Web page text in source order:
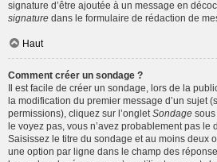
signature d’être ajoutée à un message en
signature dans le formulaire de rédaction de
Haut
Comment créer un sondage ?
Il est facile de créer un sondage, lors de la
la modification du premier message d’un sujet
permissions), cliquez sur l’onglet Sondage
le voyez pas, vous n’avez probablement pas le
Saisissez le titre du sondage et au moins deux
une option par ligne dans le champ des